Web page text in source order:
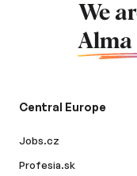
We
Alma
Central Europe
Jobs.cz
Profesia.sk